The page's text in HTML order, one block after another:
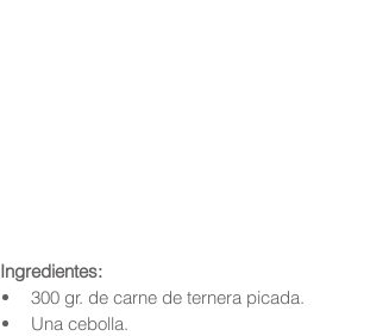
Ingredientes:
300 gr. de carne de ternera picada.
Una cebolla.